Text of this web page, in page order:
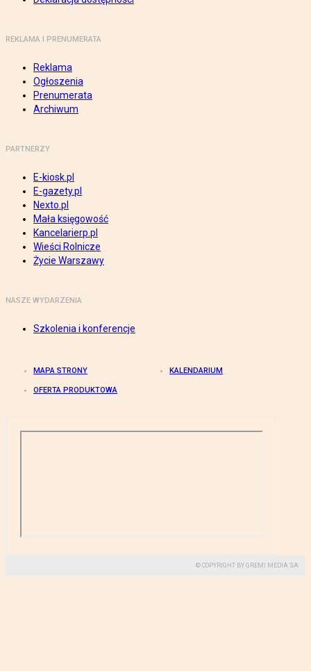
REKLAMA I PRENUMERATA
Reklama
Ogłoszenia
Prenumerata
Archiwum
PARTNERZY
E-kiosk.pl
E-gazety.pl
Nexto.pl
Mała księgowość
Kancelarierp.pl
Wieści Rolnicze
Życie Warszawy
NASZE WYDARZENIA
Szkolenia i konferencje
MAPA STRONY KALENDARIUM
OFERTA PRODUKTOWA
© COPYRIGHT BY GREMI MEDIA SA